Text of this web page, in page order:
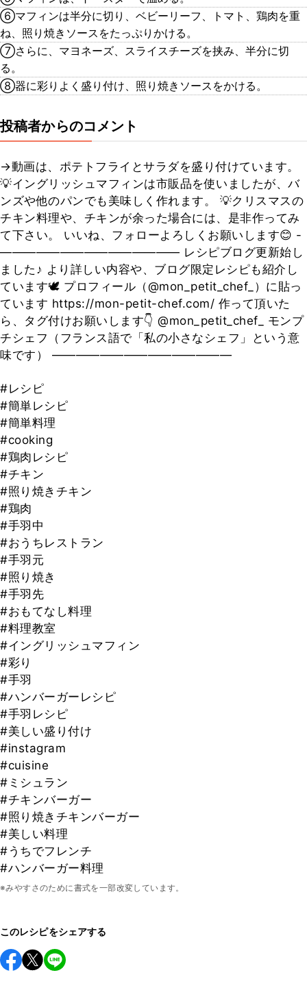
⑥マフィンは半分に切り、ベビーリーフ、トマト、鶏肉を重
ね、照り焼きソースをたっぷりかける。
⑦さらに、マヨネーズ、スライスチーズを挟み、半分に切
る。
⑧器に彩りよく盛り付け、照り焼きソースをかける。
投稿者からのコメント
→動画は、ポテトフライとサラダを盛り付けています。
💡イングリッシュマフィンは市販品を使いましたが、バ
ンズや他のパンでも美味しく作れます。 💡クリスマスの
チキン料理や、チキンが余った場合には、是非作ってみ
て下さい。 いいね、フォローよろしくお願いします😊 -
——————————————— レシピブログ更新始し
ました♪ より詳しい内容や、ブログ限定レシピも紹介し
ています🕊 プロフィール（@mon_petit_chef_）に貼っ
ています https://mon-petit-chef.com/ 作って頂いた
ら、タグ付けお願いします👇 @mon_petit_chef_ モンプ
チシェフ（フランス語で「私の小さなシェフ」という意
味です） ———————————————
#レシピ
#簡単レシピ
#簡単料理
#cooking
#鶏肉レシピ
#チキン
#照り焼きチキン
#鶏肉
#手羽中
#おうちレストラン
#手羽元
#照り焼き
#手羽先
#おもてなし料理
#料理教室
#イングリッシュマフィン
#彩り
#手羽
#ハンバーガーレシピ
#手羽レシピ
#美しい盛り付け
#instagram
#cuisine
#ミシュラン
#チキンバーガー
#照り焼きチキンバーガー
#美しい料理
#うちでフレンチ
#ハンバーガー料理
※みやすさのために書式を一部改変しています。
このレシピをシェアする